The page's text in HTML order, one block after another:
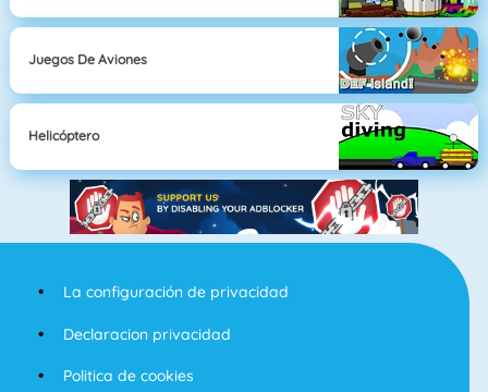
Juegos De Aviones
Helicóptero
La configuración de privacidad
Declaracion privacidad
Politica de cookies